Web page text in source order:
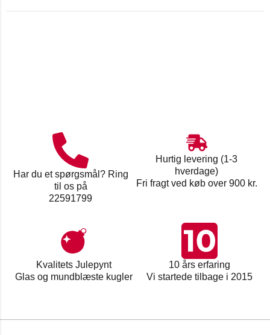
Har du et spørgsmål? Ring
til os på
22591799
Hurtig levering (1-3
hverdage)
Fri fragt ved køb over 900 kr.
Kvalitets Julepynt
Glas og mundblæste kugler
10 års erfaring
Vi startede tilbage i 2015